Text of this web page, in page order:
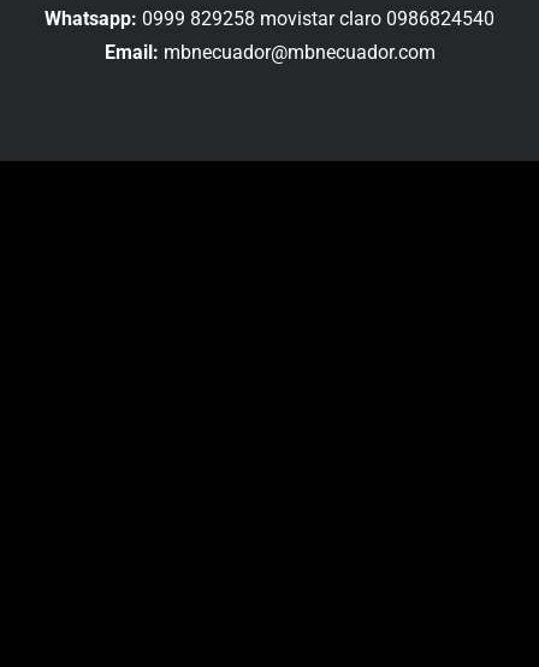
Whatsapp: 0999 829258 movistar claro 0986824540
Email: mbnecuador@mbnecuador.com